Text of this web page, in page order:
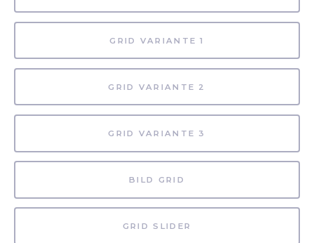
GRID VARIANTE 1
GRID VARIANTE 2
GRID VARIANTE 3
BILD GRID
GRID SLIDER